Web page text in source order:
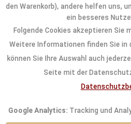
NAVIGATION
INFORMATIONEN
den Warenkorb), andere helfen uns,
ein besseres
Folgende Cookies akzeptieren Sie
Weitere Informationen finden Sie in
können Sie Ihre Auswahl auch
Seite mit der
Google Analytics: Tracking und